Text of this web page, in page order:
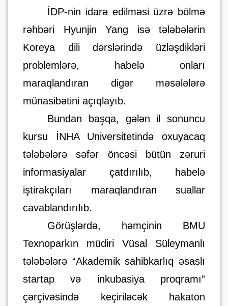
İDP-nin idarə edilməsi üzrə bölmə
rəhbəri Hyunjin Yang isə tələbələrin
Koreya dili dərslərində üzləşdikləri
problemlərə, habelə onları
maraqlandıran digər məsələlərə
münasibətini açıqlayıb.
Bundan başqa, gələn il sonuncu
kursu İNHA Universitetində oxuyacaq
tələbələrə səfər öncəsi bütün zəruri
informasiyalar çatdırılıb, habelə
iştirakçıları maraqlandıran suallar
cavablandırılıb.
Görüşlərdə, həmçinin BMU
Texnoparkın müdiri Vüsal Süleymanlı
tələbələrə “Akademik sahibkarlıq əsaslı
startap və inkubasiya proqramı”
çərçivəsində keçiriləcək hakaton